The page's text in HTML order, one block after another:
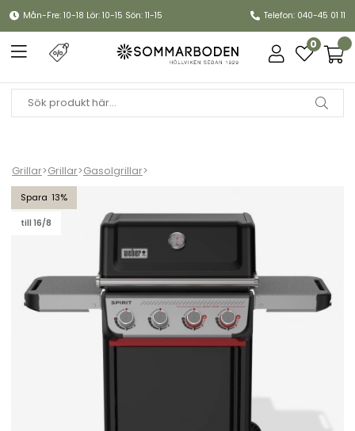
Mån-Fre: 10-18 Lör: 10-15 Sön: 11-15 Telefon: 040-45 01 11
0
Grillar>Grillar>Gasolgrillar>
13
till 16/8
Spirit E-425 gasolgrill - black